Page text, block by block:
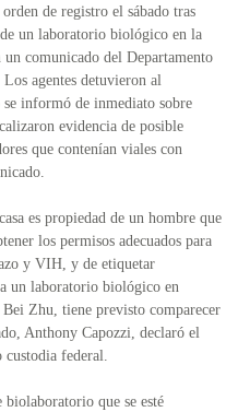
de registro el sábado tras
un laboratorio biológico en la
un comunicado del Departamento
agentes detuvieron al
informó de inmediato sobre
evidencia de posible
que contenían viales con
es propiedad de un hombre que
los permisos adecuados para
y VIH, y de etiquetar
un laboratorio biológico en
Zhu, tiene previsto comparecer
Anthony Capozzi, declaró el
custodia federal.
que se esté